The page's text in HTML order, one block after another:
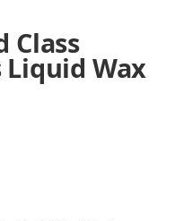
Class
Liquid Wax